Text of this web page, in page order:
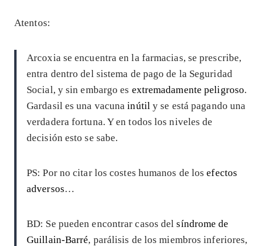
Atentos:
Arcoxia se encuentra en la farmacias, se prescribe,
entra dentro del sistema de pago de la Seguridad
Social, y sin embargo es extremadamente peligroso.
Gardasil es una vacunainútil y se está pagando una
verdadera fortuna. Y en todos los niveles de
decisión esto se sabe.
PS: Por no citar los costes humanos de losefectos
adversos…
BD: Se pueden encontrar casos delsíndrome de
Guillain-Barré, parálisis de los miembros inferiores,